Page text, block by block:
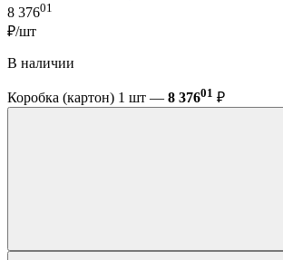
8 37601
₽/шт
В наличии
Коробка (картон) 1 шт — 8 37601 ₽